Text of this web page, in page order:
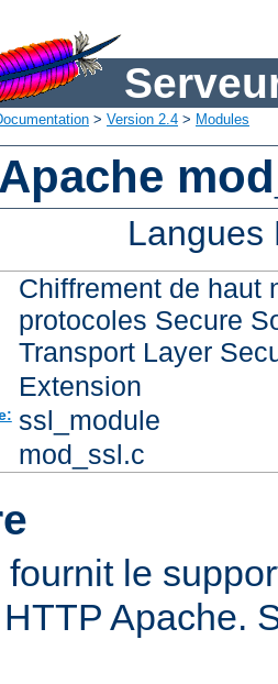
> Version 2.4 > Modules
Chiffrement de haut
protocoles Secure
Transport Layer
Extension
ssl_module
mod_ssl.c
le
Apache.